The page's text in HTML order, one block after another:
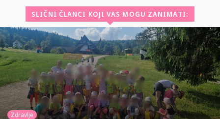
SLIČNI ČLANCI KOJI VAS MOGU ZANIMATI:
Zdravlje